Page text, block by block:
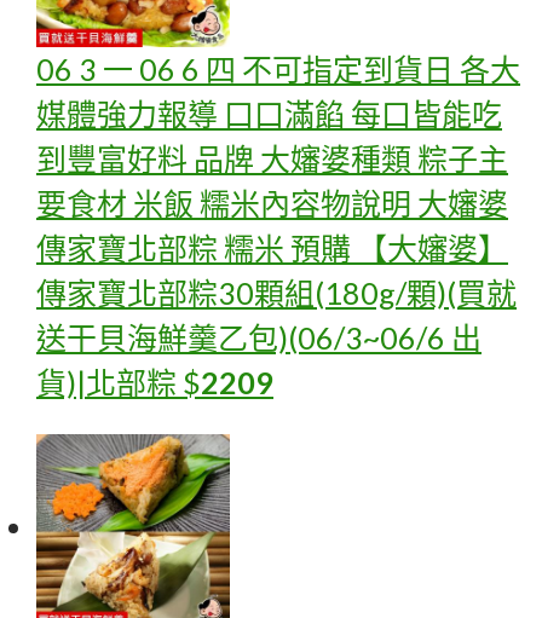
06 3 一 06 6 四 不可指定到貨日 各大
媒體強力報導 口口滿餡 每口皆能吃
到豐富好料 品牌 大嬸婆種類 粽子主
要食材 米飯 糯米內容物說明 大嬸婆
傳家寶北部粽 糯米 預購 【大嬸婆】
傳家寶北部粽30顆組(180g/顆)(買就
送干貝海鮮羹乙包)(06/3~06/6 出
貨)|北部粽 $2209